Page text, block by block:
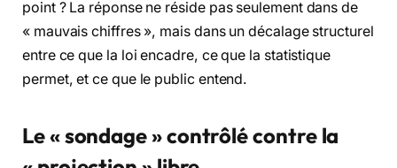
point ? La réponse ne réside pas seulement dans de
« mauvais chiffres », mais dans un décalage structurel
entre ce que la loi encadre, ce que la statistique
permet, et ce que le public entend.
Le « sondage » contrôlé contre la